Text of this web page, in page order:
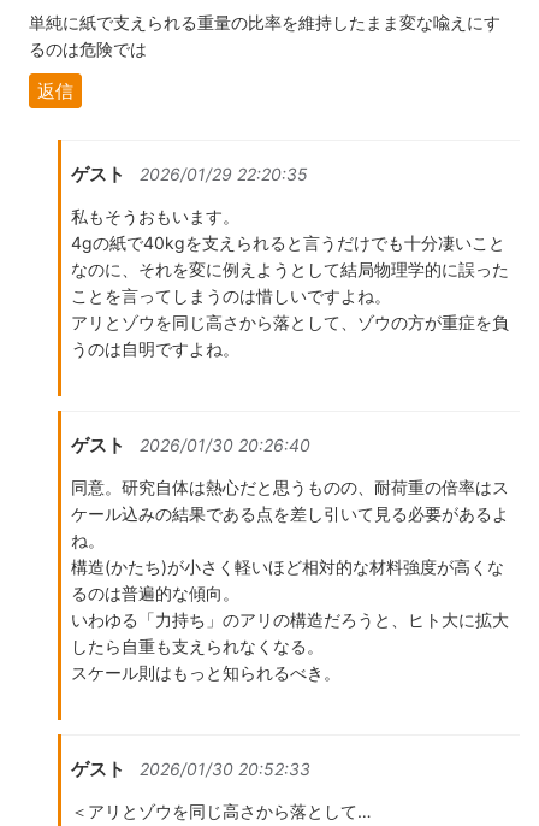
単純に紙で支えられる重量の比率を維持したまま変な喩えにす
るのは危険では
返信
ゲスト 2026/01/29 22:20:35
私もそうおもいます。
4gの紙で40kgを支えられると言うだけでも十分凄いこと
なのに、それを変に例えようとして結局物理学的に誤った
ことを言ってしまうのは惜しいですよね。
アリとゾウを同じ高さから落として、ゾウの方が重症を負
うのは自明ですよね。
ゲスト 2026/01/30 20:26:40
同意。研究自体は熱心だと思うものの、耐荷重の倍率はス
ケール込みの結果である点を差し引いて見る必要があるよ
ね。
構造(かたち)が小さく軽いほど相対的な材料強度が高くな
るのは普遍的な傾向。
いわゆる「力持ち」のアリの構造だろうと、ヒト大に拡大
したら自重も支えられなくなる。
スケール則はもっと知られるべき。
ゲスト 2026/01/30 20:52:33
＜アリとゾウを同じ高さから落として…